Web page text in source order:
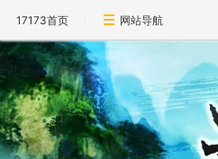
17173首页 网站导航